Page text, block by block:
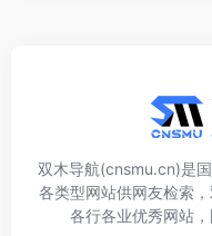
双木导航(cnsmu.cn)是
各类型网站供网友检索
各行各业优秀网站